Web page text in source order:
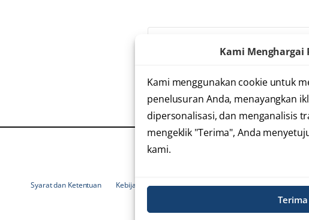
Kami Menghargai
Kami menggunakan cookie untuk
penelusuran Anda, menayangkan
dipersonalisasi, dan menganalisis
mengeklik "Terima", Anda
kami.
Terima
Syarat dan Ketentuan Kebijakan Privasi Informasi Situs